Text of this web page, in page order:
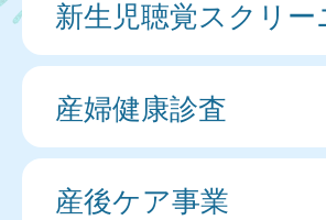
新生児聴覚スクリ
産婦健康診査
産後ケア事業